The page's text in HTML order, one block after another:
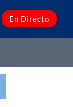
En Directo